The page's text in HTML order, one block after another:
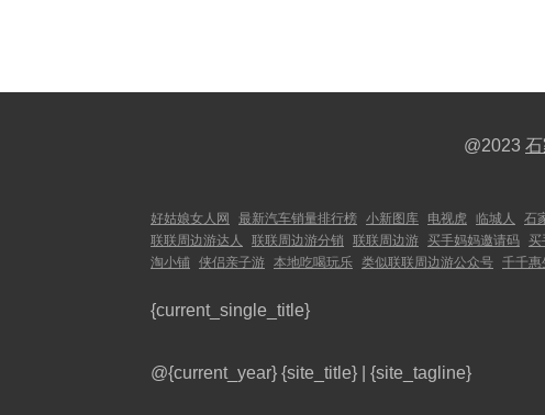
@2023
好姑娘女人网 最新汽车销量排行榜 小新图库 电视虎 临城人 石
联联周边游达人
联联周边游分销 联联周边游 买手妈妈邀请码 买
淘小铺 侠侣亲子游 本地吃喝玩乐 类似联联周边游公众号 千千惠
{current_single_title}
@{current_year} {site_title} {site_tagline}